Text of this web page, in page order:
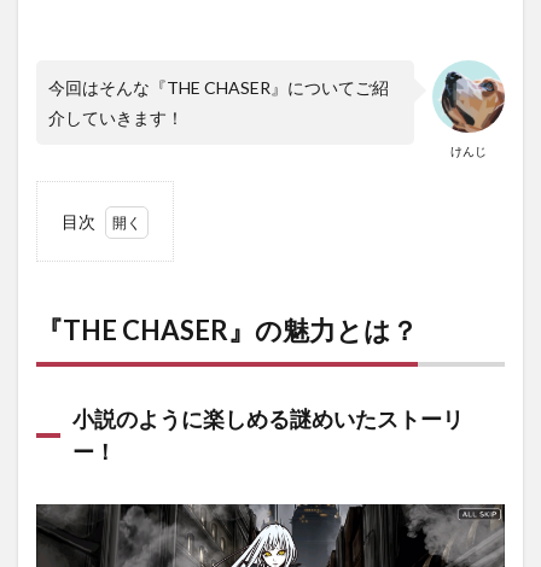
けんじ
今回はそんな『THE CHASER』についてご紹
介していきます！
目次
の魅力と
は？
小説
のよ
うに
謎め
いた
スト
『THE CHASER』の魅力とは？
小説のように楽しめる謎めいたストーリ
ー！